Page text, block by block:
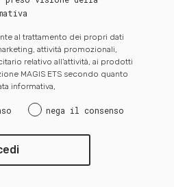
al trattamento dei propri dati
attività promozionali,
relativo all’attività, ai prodotti
MAGIS ETS secondo quanto
informativa,
nega il consenso